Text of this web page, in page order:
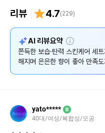
리뷰 4.7(229)
AI 리뷰요약 설
명
쫀득한 보습·탄력 스킨케어 세
해지며 은은한 향이 좋아 만족
yato***** B
40대/여성/복합성/모공